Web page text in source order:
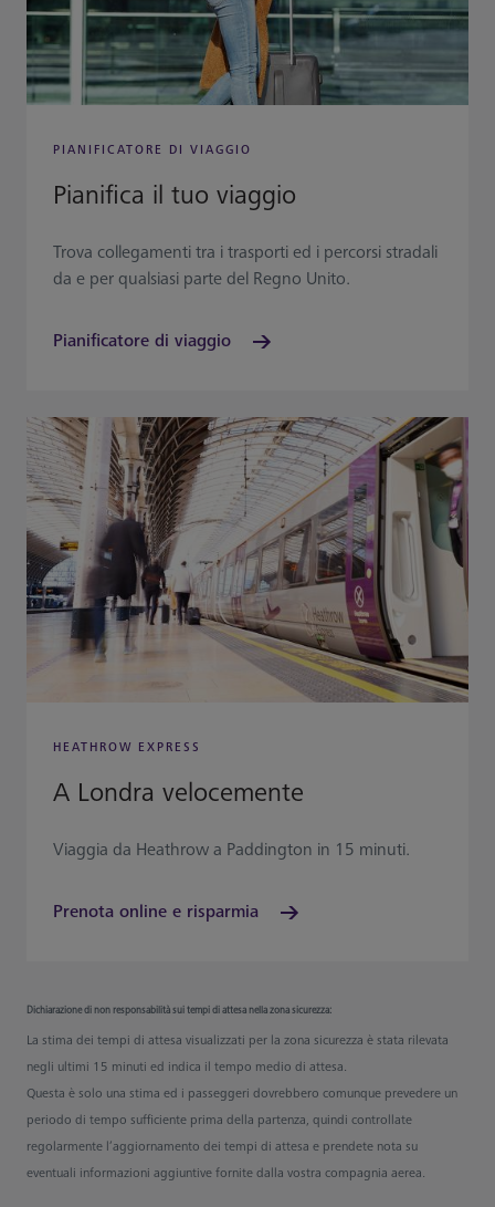
PIANIFICATORE DI VIAGGIO
Pianifica il tuo viaggio
Trova collegamenti tra i trasporti ed i percorsi stradali
da e per qualsiasi parte del Regno Unito.
Pianificatore di viaggio
HEATHROW EXPRESS
A Londra velocemente
Viaggia da Heathrow a Paddington in 15 minuti.
Prenota online e risparmia
Dichiarazione di non responsabilità sui tempi di attesa nella zona sicurezza:
La stima dei tempi di attesa visualizzati per la zona sicurezza è stata rilevata
negli ultimi 15 minuti ed indica il tempo medio di attesa.
Questa è solo una stima ed i passeggeri dovrebbero comunque prevedere un
periodo di tempo sufficiente prima della partenza, quindi controllate
regolarmente l’aggiornamento dei tempi di attesa e prendete nota su
eventuali informazioni aggiuntive fornite dalla vostra compagnia aerea.